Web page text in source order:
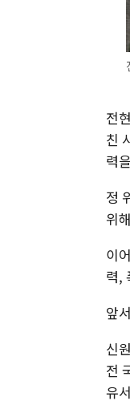
전
친
력
정
위
이
력,
앞
신
전
유